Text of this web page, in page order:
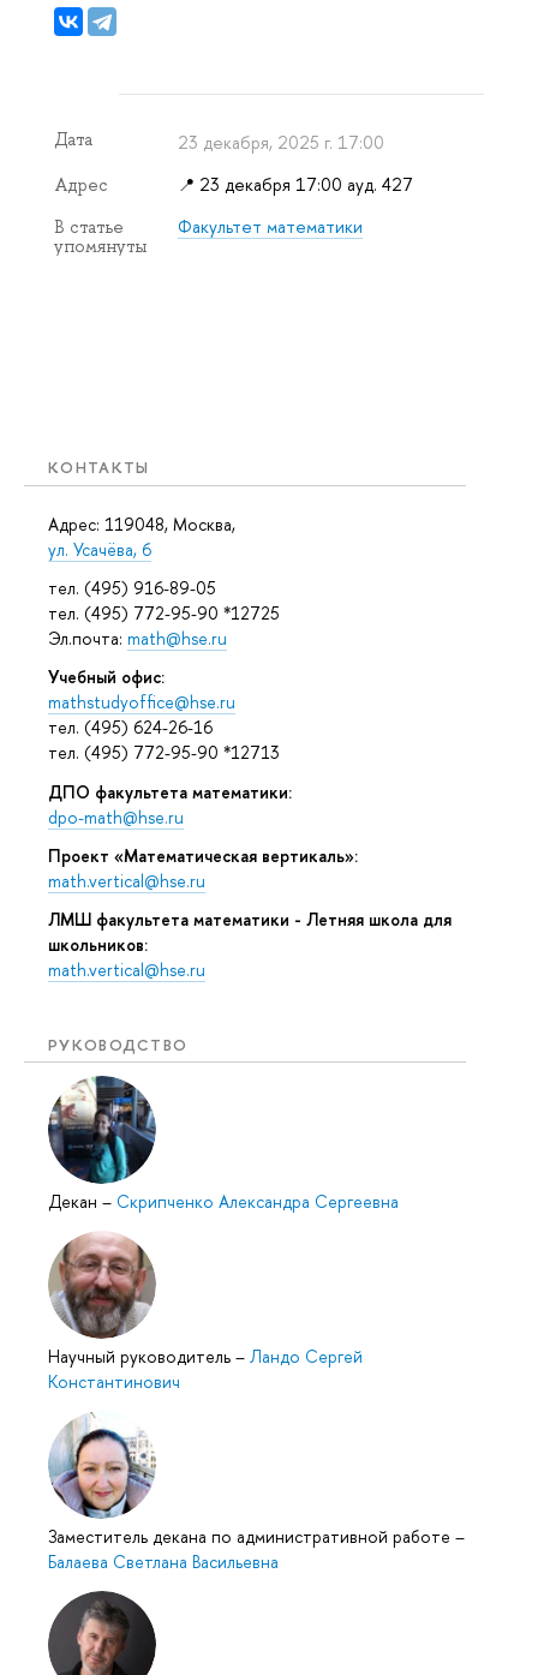
КОНТАКТЫ
Адрес: 119048, Москва,
ул. Усачёва, 6
тел. (495) 916-89-05
тел. (495) 772-95-90 *12725
Эл.почта: math@hse.ru
Учебный офис:
mathstudyoffice@hse.ru
тел. (495) 624-26-16
тел. (495) 772-95-90 *12713
ДПО факультета математики:
dpo-math@hse.ru
Проект «Математическая вертикаль»:
math.vertical@hse.ru
ЛМШ факультета математики - Летняя школа для
школьников:
math.vertical@hse.ru
РУКОВОДСТВО
Декан – Скрипченко Александра Сергеевна
Научный руководитель – Ландо Сергей
Константинович
Заместитель декана по административной работе –
Балаева Светлана Васильевна
Дата 23 декабря, 2025 г. 17:00
Адрес 📍 23 декабря 17:00 ауд. 427
В статье
упомянуты
Факультет математики